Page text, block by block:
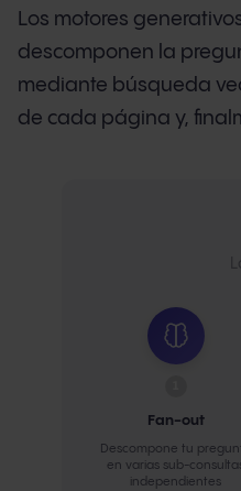
Los motores
descomponen la
mediante búsqueda
de cada página y,
Fan-out
Descompone tu
en varias sub-
independientes